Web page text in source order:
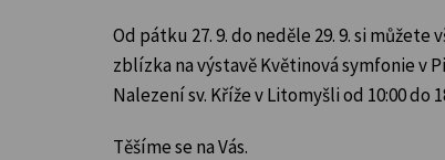
Od pátku 27. 9. do neděle 29. 9. si
zblízka na výstavě Květinová symfonie v
Nalezení sv. Kříže v Litomyšli od 10:00 do
Těšíme se na Vás.